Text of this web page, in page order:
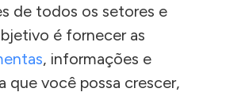
de todos os setores e
é fornecer as
, informações e
que você possa crescer,